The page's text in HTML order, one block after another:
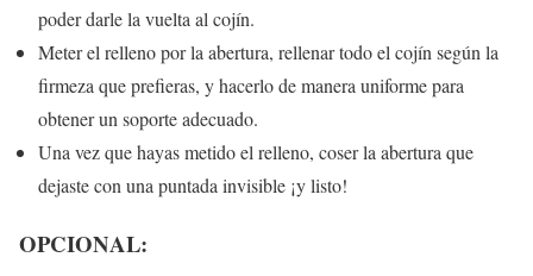
poder darle la vuelta al cojín.
Meter el relleno por la abertura, rellenar todo el cojín según la
firmeza que prefieras, y hacerlo de manera uniforme para
obtener un soporte adecuado.
Una vez que hayas metido el relleno, coser la abertura que
dejaste con una puntada invisible ¡y listo!
OPCIONAL: